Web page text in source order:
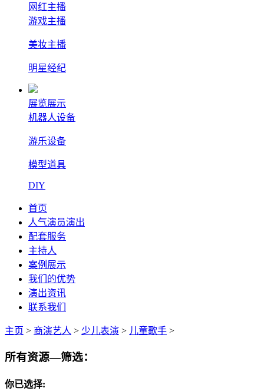
网红主播
游戏主播
美妆主播
明星经纪
展览展示
机器人设备
游乐设备
模型道具
DIY
首页
人气演员演出
配套服务
主持人
案例展示
我们的优势
演出资讯
联系我们
主页 > 商演艺人 > 少儿表演 > 儿童歌手 >
所有资源—筛选：
你已选择: